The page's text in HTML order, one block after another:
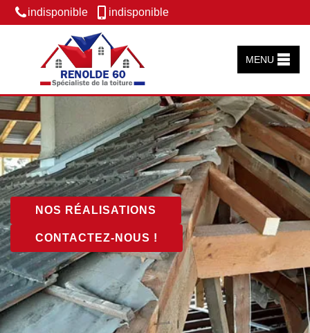
indisponible indisponible
MENU
NOS RÉALISATIONS
CONTACTEZ-NOUS !